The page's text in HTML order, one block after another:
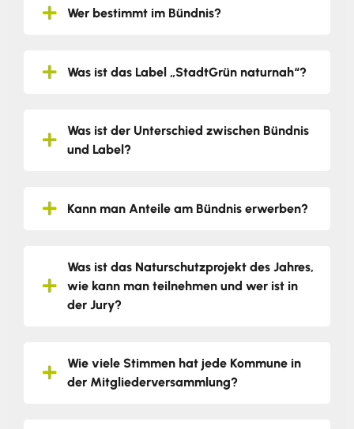
Wer bestimmt im Bündnis?
Was ist das Label „StadtGrün naturnah“?
Was ist der Unterschied zwischen Bündnis
und Label?
Kann man Anteile am Bündnis erwerben?
Was ist das Naturschutzprojekt des Jahres,
wie kann man teilnehmen und wer ist in
der Jury?
Wie viele Stimmen hat jede Kommune in
der Mitgliederversammlung?